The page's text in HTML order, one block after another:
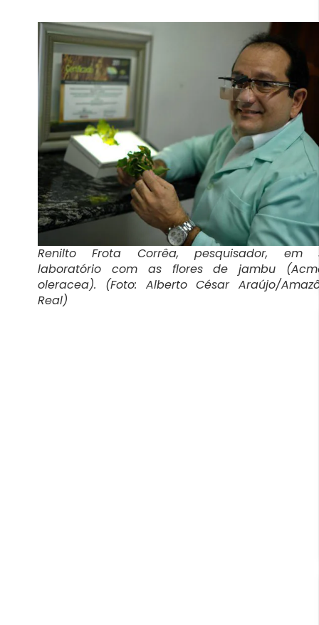
Renilto Frota Corrêa, pesquisador, em
laboratório com as flores de jambu
oleracea). (Foto: Alberto César Araújo/
Real)